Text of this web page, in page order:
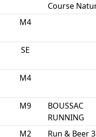
Course
M4
SE
M4
M9
BOUSSAC
RUNNING
M2 Run & Beer